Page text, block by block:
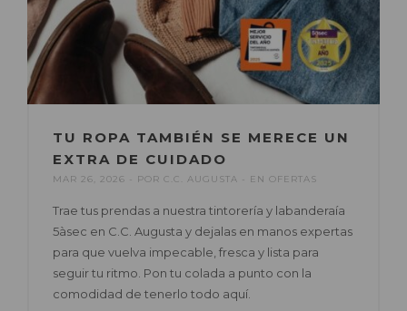
TU ROPA TAMBIÉN SE MERECE UN
EXTRA DE CUIDADO
MAR 26, 2026 POR C.C. AUGUSTA EN OFERTAS
Trae tus prendas a nuestra tintorería y labanderaía
5àsec en C.C. Augusta y dejalas en manos expertas
para que vuelva impecable, fresca y lista para
seguir tu ritmo. Pon tu colada a punto con la
comodidad de tenerlo todo aquí.